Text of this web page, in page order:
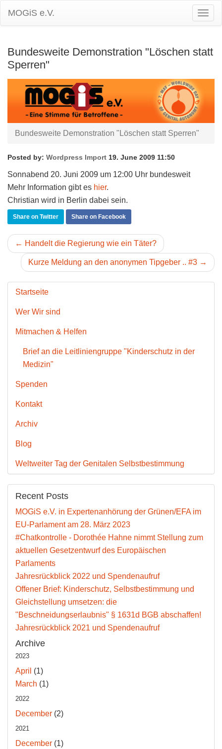
MOGiS e.V.
Bundesweite Demonstration "Löschen statt
Sperren"
Bundesweite Demonstration "Löschen statt Sperren"
Posted by: Wordpress Import 19. June 2009 11:50
Sonnabend 20. Juni 2009 um 12:00 Uhr bundesweit
Mehr Information gibt es hier.
Christian wird in Berlin dabei sein.
Share on Twitter Share on Facebook
← Handelt die Regierung wie ein Täter?
Kurze Meldung an den anonymen Tipgeber .. #3 →
Startseite
Wer Wir sind
Mitmachen & Helfen
Brief an die Leitliniengruppe "Kinderschutz in der
Medizin"
Spenden
Kontakt
Archiv
Blog
Weltweiter Tag der Genitalen Selbstbestimmung
Recent Posts
MOGiS e.V. in Expertenanhörung der Grünen/EFA im
EU-Parlament am 28. März 2023
#Chatkontrolle - Dorothée Hahne nimmt Stellung zum
aktuellen Gesetzentwurf des Europäischen
Parlaments
Jahresrückblick 2022 und Spendenaufruf
Offener Brief: Kinderschutz, Selbstbestimmung und
Gleichstellung umsetzen: die
"Beschneidungserlaubnis" § 1631d BGB abschaffen!
Jahresrückblick 2021 und Spendenaufruf
Archive
2023
April (1)
March (1)
2022
December (2)
2021
December (1)